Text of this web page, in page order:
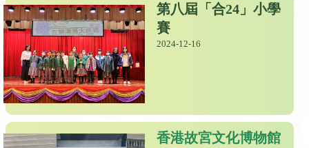
第八屆「合24」小學
賽
2024-12-16
香港故宮文化博物館